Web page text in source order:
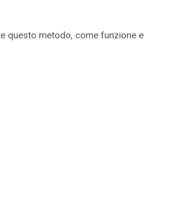
questo metodo, come funzione e